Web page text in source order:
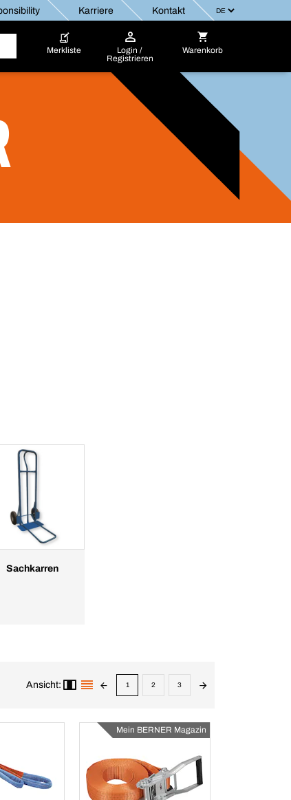
Karriere Kontakt
Merkliste
Login /
Registrieren
Warenkorb
Sachkarren
Ansicht: 1 2 3
Mein BERNER Magazin